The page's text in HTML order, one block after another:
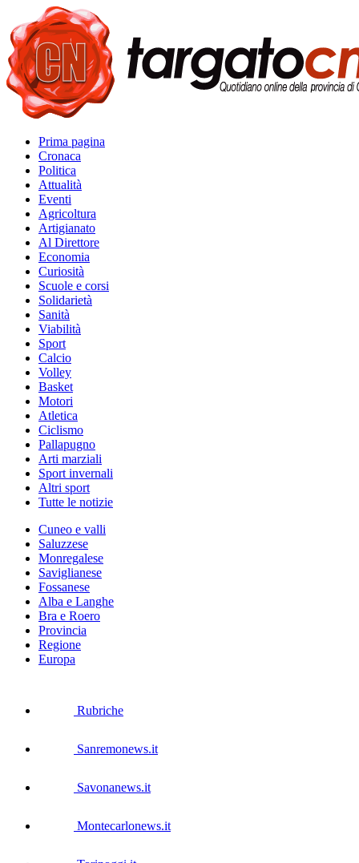
Prima pagina
Cronaca
Politica
Attualità
Eventi
Agricoltura
Artigianato
Al Direttore
Economia
Curiosità
Scuole e corsi
Solidarietà
Sanità
Viabilità
Sport
Calcio
Volley
Basket
Motori
Atletica
Ciclismo
Pallapugno
Arti marziali
Sport invernali
Altri sport
Tutte le notizie
Cuneo e valli
Saluzzese
Monregalese
Saviglianese
Fossanese
Alba e Langhe
Bra e Roero
Provincia
Regione
Europa
Rubriche
Sanremonews.it
Savonanews.it
Montecarlonews.it